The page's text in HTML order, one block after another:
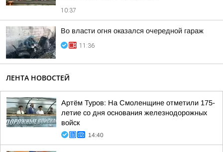
10:37
Во власти огня оказался очередной гараж
11:36
ЛЕНТА НОВОСТЕЙ
Артём Туров: На Смоленщине отметили 175-
летие со дня основания железнодорожных
войск
14:40